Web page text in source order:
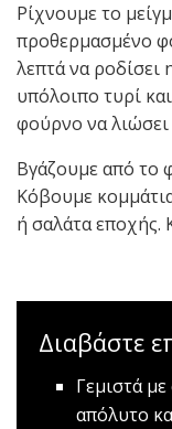
Ρίχνουμε το
προθερμασμένο
λεπτά να ροδίσει
υπόλοιπο τυρί
φούρνο να λιώσει
Βγάζουμε από το
Κόβουμε
ή σαλάτα εποχής.
Διαβάστε
Γεμιστά
απόλυτο